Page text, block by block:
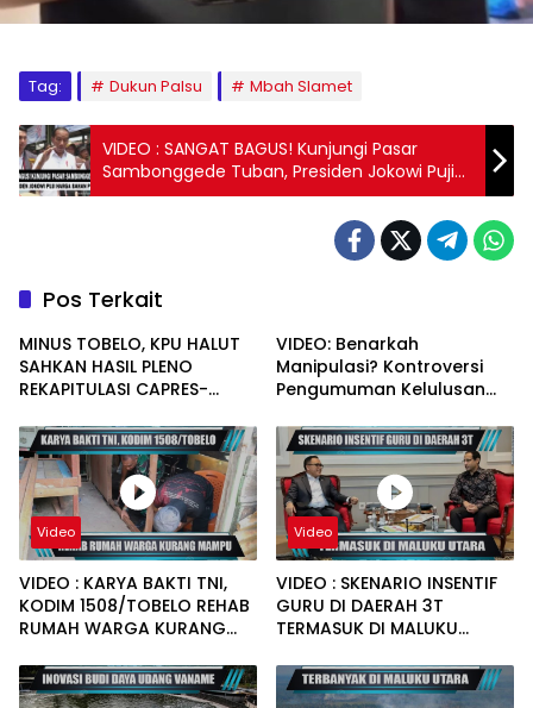
Tag: Dukun Palsu Mbah Slamet
VIDEO : SANGAT BAGUS! Kunjungi Pasar
Sambonggede Tuban, Presiden Jokowi Puji
Harga Bahan Pokok
Pos Terkait
MINUS TOBELO, KPU HALUT
SAHKAN HASIL PLENO
REKAPITULASI CAPRES-
VIDEO: Benarkah
Manipulasi? Kontroversi
Pengumuman Kelulusan
Video
VIDEO : KARYA BAKTI TNI,
KODIM 1508/TOBELO REHAB
RUMAH WARGA KURANG
Video
VIDEO : SKENARIO INSENTIF
GURU DI DAERAH 3T
TERMASUK DI MALUKU